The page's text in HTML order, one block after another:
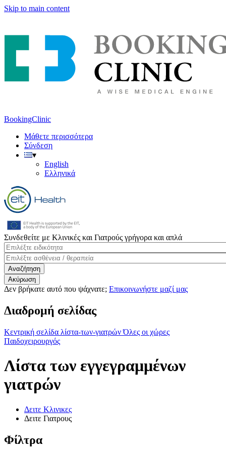
Skip to main content
BookingClinic
Μάθετε περισσότερα
Σύνδεση
▾
English
Ελληνικά
Συνδεθείτε με Κλινικές και Γιατρούς γρήγορα και απλά
Δεν βρήκατε αυτό που ψάχνατε; Επικοινωνήστε μαζί μας
Διαδρομή σελίδας
Κεντρική σελίδα λίστα-των-γιατρών Όλες οι χώρες
Παιδοχειρουργός
Λίστα των εγγεγραμμένων
γιατρών
Δειτε Κλινικες
Δειτε Γιατρους
Φίλτρα